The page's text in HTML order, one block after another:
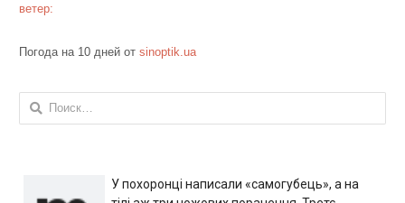
ветер:
Погода на 10 дней от sinoptik.ua
Найти:
У похоронці написали «самогубець», а на